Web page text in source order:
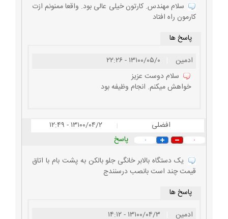
سلام مهندس. کارتون خیلی عالی بود. واقعا ممنونم ازت
کارمون راه افتاد
پاسخ ها
ادمین
۱۳۱۰۰/۰۵/۰ - ۲۲:۲۶
سلام دوست عزیز
خواهش میکنم. انجام وظیفه بود
افضلی | ۱۳۱۰۰/۰۴/۲ - ۱۲:۴۹
۰ ۰
پاسخ
یک دستگاه بالابر خانگی جلو بالکن به پشت بام با اتاق
قیمت چند است بانصب درسنندج
پاسخ ها
ادمین
۱۳۱۰۰/۰۴/۳ - ۱۴:۱۲